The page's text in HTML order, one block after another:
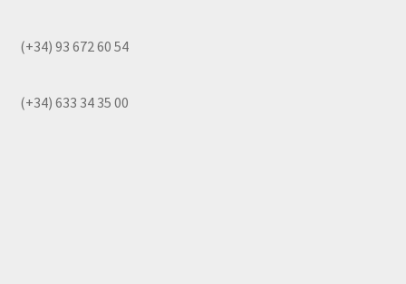
(+34) 93 672 60 54
(+34) 633 34 35 00